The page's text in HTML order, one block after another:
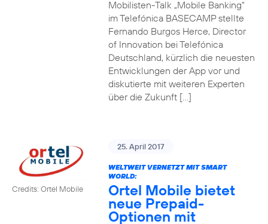
Mobilisten-Talk „Mobile Banking“
im Telefónica BASECAMP stellte
Fernando Burgos Herce, Director
of Innovation bei Telefónica
Deutschland, kürzlich die neuesten
Entwicklungen der App vor und
diskutierte mit weiteren Experten
über die Zukunft […]
Credits: Ortel Mobile
25. April 2017
WELTWEIT VERNETZT MIT SMART
WORLD:
Ortel Mobile bietet
neue Prepaid-
Optionen mit